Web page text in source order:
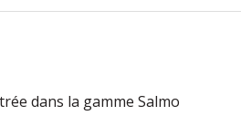
dans la gamme Salmo